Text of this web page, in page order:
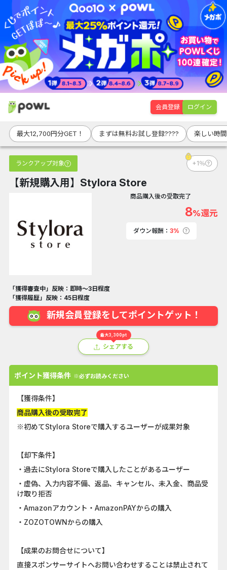
会員登録 ログイン
最大12,700円分GET！ まずは無料お試し登録???? 楽しい時
ランクアップ対象 +1％
【新規購入用】Stylora Store
商品購入後の受取完了
8%還元
ダウン報酬： 3%
「獲得審査中」反映：即時～3日程度
「獲得履歴」反映：45日程度
新規会員登録をしてポイントゲット！
最大3,300pt
シェアする
ポイント獲得条件 ※必ずお読みください
【獲得条件】
商品購入後の受取完了
※初めてStylora Storeで購入するユーザーが成果対象
【却下条件】
・過去にStylora Storeで購入したことがあるユーザー
・虚偽、入力内容不備、返品、キャンセル、未入金、商品受
け取り拒否
・Amazonアカウント・AmazonPAYからの購入
・ZOZOTOWNからの購入
【成果のお問合せについて】
直接スポンサーサイトへお問い合わせすることは禁止されて